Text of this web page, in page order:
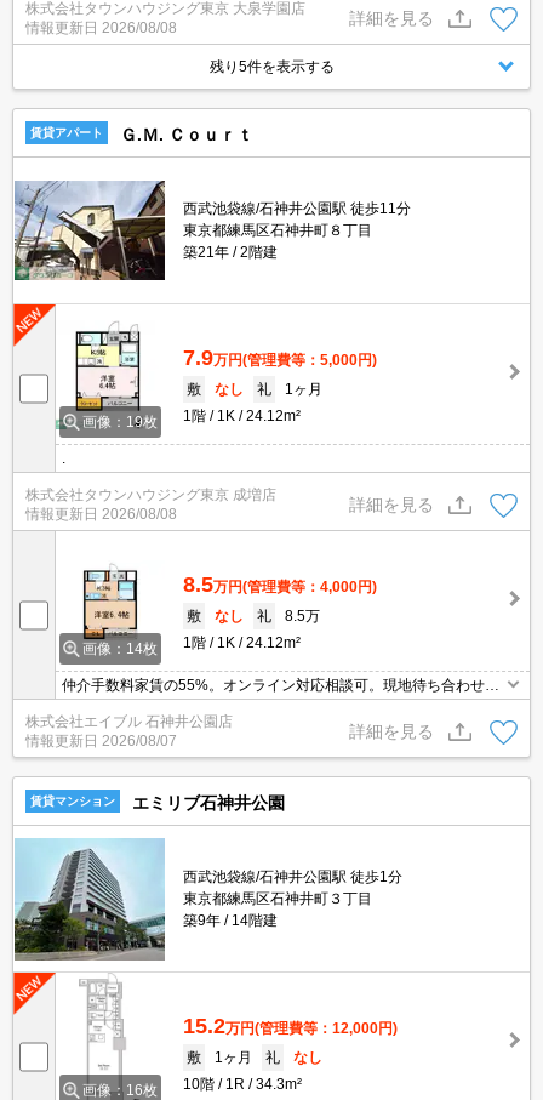
株式会社タウンハウジング東京 大泉学園店
情報更新日 2026/08/08
詳細を見る
残り5件を表示する
賃貸アパート Ｇ.Ｍ. Ｃｏｕｒｔ
西武池袋線/石神井公園駅 徒歩11分
東京都練馬区石神井町８丁目
築21年
2階建
画像：19枚
7.9万円(管理費等：5,000円)
敷
なし 礼
1ヶ月
1階
1K 24.12m²
株式会社タウンハウジング東京 成増店
情報更新日 2026/08/08
詳細を見る
画像：14枚
8.5万円(管理費等：4,000円)
敷
なし 礼
8.5万
1階
1K 24.12m²
仲介手数料家賃の55%。オンライン対応相談可。現地待ち合わせ、
物件ご案内可能。浴室換気乾燥式。駐輪場有。敷金なし。バス・ト
イレ別。1口ガスコンロ付。クローゼット付。エアコン1基付き。室
内洗濯機置場。
株式会社エイブル 石神井公園店
情報更新日 2026/08/07
詳細を見る
賃貸マンション エミリブ石神井公園
西武池袋線/石神井公園駅 徒歩1分
東京都練馬区石神井町３丁目
築9年
14階建
画像：16枚
15.2万円(管理費等：12,000円)
敷
1ヶ月 礼
なし
10階
1R 34.3m²